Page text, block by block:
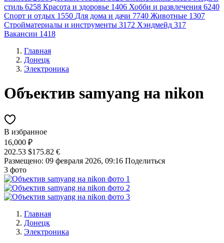
стиль 6258 Красота и здоровье 1406 Хобби и развлечения 6240
Спорт и отдых 1550 Для дома и дачи 7740 Животные 1307
Стройматериалы и инструменты 3172 Хэндмейд 317
Вакансии 1418
Главная
Донецк
Электроника
Объектив samyang на nikon
В избранное
16,000 ₽
202.53 $175.82 €
Размещено: 09 февраля 2026, 09:16 Поделиться
3 фото
Главная
Донецк
Электроника